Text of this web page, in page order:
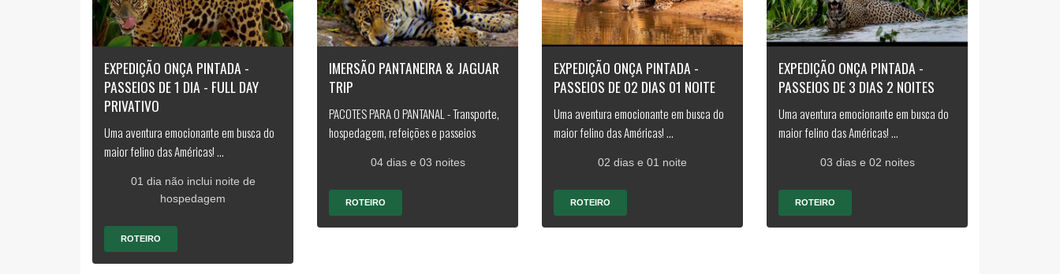
EXPEDIÇÃO ONÇA PINTADA -
PASSEIOS DE 1 DIA - FULL DAY
PRIVATIVO
Uma aventura emocionante em busca do
maior felino das Américas! ...
01 dia não inclui noite de
hospedagem
ROTEIRO
IMERSÃO PANTANEIRA & JAGUAR
TRIP
PACOTES PARA O PANTANAL - Transporte,
hospedagem, refeições e passeios
04 dias e 03 noites
ROTEIRO
EXPEDIÇÃO ONÇA PINTADA -
PASSEIOS DE 02 DIAS 01 NOITE
Uma aventura emocionante em busca do
maior felino das Américas! ...
02 dias e 01 noite
ROTEIRO
EXPEDIÇÃO ONÇA PINTADA -
PASSEIOS DE 3 DIAS 2 NOITES
Uma aventura emocionante em busca do
maior felino das Américas! ...
03 dias e 02 noites
ROTEIRO